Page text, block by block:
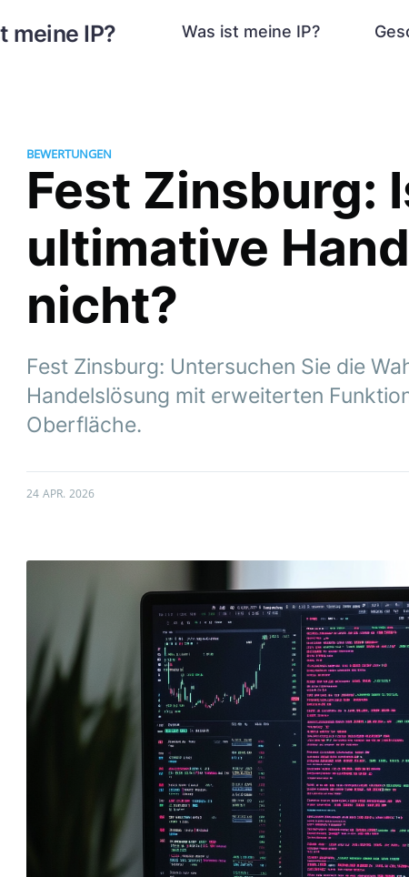
meine IP? Was ist meine IP?
BEWERTUNGEN
Fest Zinsburg:
ultimative
nicht?
Fest Zinsburg: Untersuchen Sie die
Handelslösung mit erweiterten
Oberfläche.
24 APR. 2026